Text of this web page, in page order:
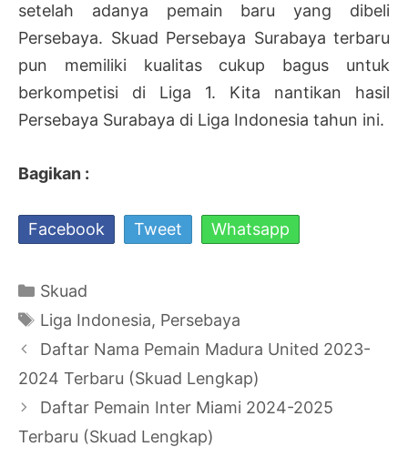
setelah adanya pemain baru yang dibeli
Persebaya. Skuad Persebaya Surabaya terbaru
pun memiliki kualitas cukup bagus untuk
berkompetisi di Liga 1. Kita nantikan hasil
Persebaya Surabaya di Liga Indonesia tahun ini.
Bagikan :
Facebook Tweet Whatsapp
Kategori
Skuad
Tag
Liga Indonesia, Persebaya
Navigasi
Tulisan
Daftar Nama Pemain Madura United 2023-
2024 Terbaru (Skuad Lengkap)
Daftar Pemain Inter Miami 2024-2025
Terbaru (Skuad Lengkap)